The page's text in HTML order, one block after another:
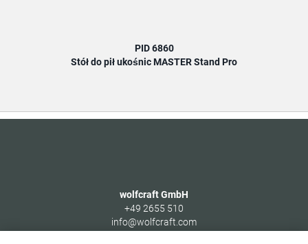
PID 6860
Stół do pił ukośnic MASTER Stand Pro
wolfcraft GmbH
+49 2655 510
info@wolfcraft.com